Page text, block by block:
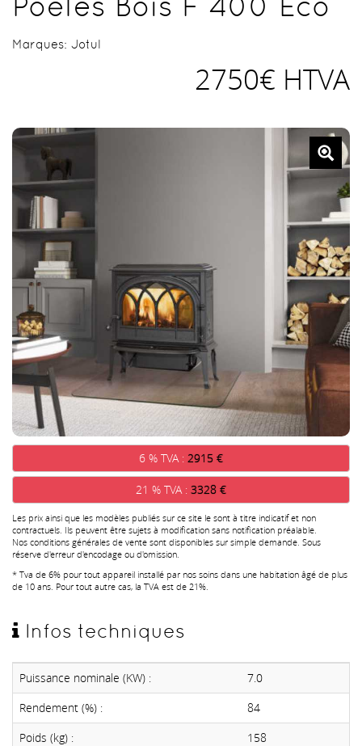
Marques: Jotul
2750€ HTVA
6 % TVA : 2915 €
21 % TVA : 3328 €
Les prix ainsi que les modèles publiés sur ce site le sont à titre indicatif et non
contractuels. Ils peuvent être sujets à modification sans notification préalable.
Nos conditions générales de vente sont disponibles sur simple demande. Sous
réserve d'erreur d'encodage ou d'omission.
* Tva de 6% pour tout appareil installé par nos soins dans une habitation âgé de plus
de 10 ans. Pour tout autre cas, la TVA est de 21%.
Infos techniques
Puissance nominale (KW) :
7.0
Rendement (%) :
84
Poids (kg) :
158